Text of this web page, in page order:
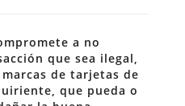
a no
que sea ilegal,
de tarjetas de
que pueda o